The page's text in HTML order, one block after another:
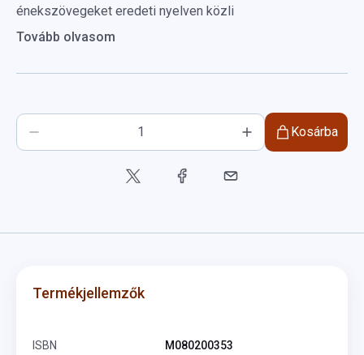
énekszövegeket eredeti nyelven közli
Tovább olvasom
Kosárba
Termékjellemzők
ISBN M080200353